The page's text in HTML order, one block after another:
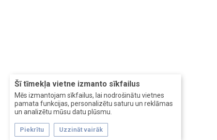
Šī tīmekļa vietne izmanto sīkfailus
Mēs izmantojam sīkfailus, lai nodrošinātu vietnes
pamata funkcijas, personalizētu saturu un reklāmas
un analizētu mūsu datu plūsmu.
Piekrītu Uzzināt vairāk